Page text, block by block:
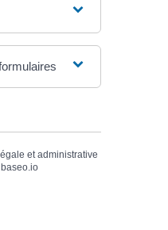
et administrative
baseo.io